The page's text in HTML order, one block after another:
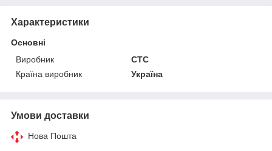
Характеристики
Основні
Виробник
CTC
Країна виробник
Україна
Умови доставки
Нова Пошта